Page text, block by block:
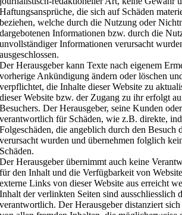
Haftungsansprüche, die sich auf Schäden
beziehen, welche durch die Nutzung oder
dargebotenen Informationen bzw. durch die
unvollständiger Informationen verursacht
ausgeschlossen.
Der Herausgeber kann Texte nach eigenem
vorherige Ankündigung ändern oder löschen
verpflichtet, die Inhalte dieser Website zu
dieser Website bzw. der Zugang zu ihr erfolgt
Besuchers. Der Herausgeber, seine Kunden
verantwortlich für Schäden, wie z.B. direkte,
Folgeschäden, die angeblich durch den Besuch
verursacht wurden und übernehmen folglich
Schäden.
Der Herausgeber übernimmt auch keine
für den Inhalt und die Verfügbarkeit von
externe Links von dieser Website aus erreicht
Inhalt der verlinkten Seiten sind ausschliesslich
verantwortlich. Der Herausgeber distanziert